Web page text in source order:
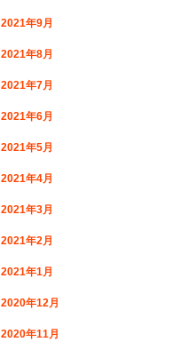
2021年9月
2021年8月
2021年7月
2021年6月
2021年5月
2021年4月
2021年3月
2021年2月
2021年1月
2020年12月
2020年11月